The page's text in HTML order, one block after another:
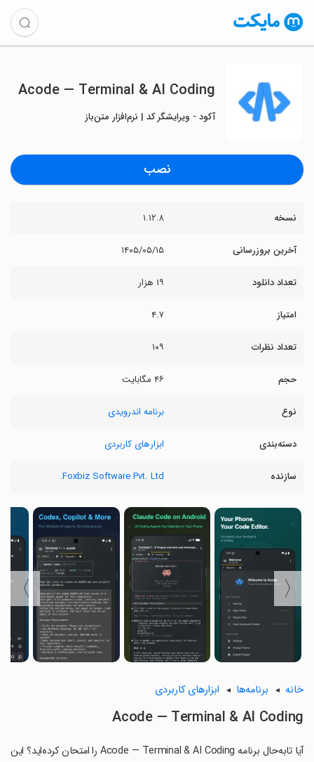
Acode — Terminal & AI Coding
آکود - ویرایشگر کد | نرم‌افزار متن‌باز
نصب
نسخه ۱.۱۲.۸
آخرین بروزرسانی ۱۴۰۵/۰۵/۱۵
تعداد دانلود ۱۹ هزار
امتیاز ۴.۷
تعداد نظرات ۱۰۹
حجم ۴۶ مگابایت
نوع برنامه اندرویدی
دسته‌بندی ابزارهای کاربردی
سازنده Foxbiz Software Pvt. Ltd.
〈
〉
خانه برنامه‌ها ابزارهای کاربردی
Acode — Terminal & AI Coding
آیا تابه‌حال برنامه Acode — Terminal & AI Coding را امتحان کرده‌اید؟ این